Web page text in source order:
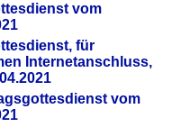
vom
für
Internetanschluss,
vom